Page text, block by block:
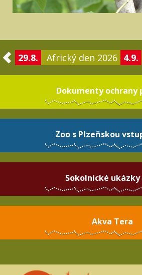
29.8. Africký den 2026 4.9.
Dokumenty ochrany
Zoo s Plzeňskou
Sokolnické ukázky
Akva Tera